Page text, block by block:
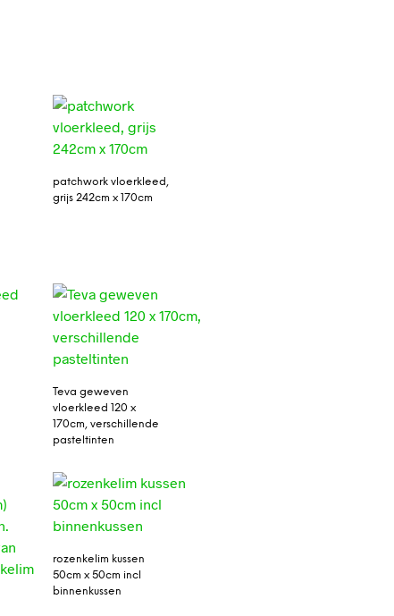
patchwork vloerkleed,
grijs 242cm x 170cm
Teva geweven
vloerkleed 120 x
170cm, verschillende
pasteltinten
rozenkelim kussen
50cm x 50cm incl
binnenkussen